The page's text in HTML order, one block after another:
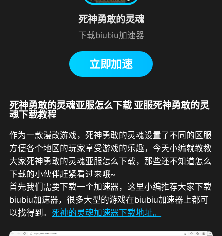
死神勇敢的灵魂
下载biubiu加速器
立即加速
死神勇敢的灵魂亚服怎么下载 亚服死神勇敢的灵
魂下载教程
作为一款漫改游戏，死神勇敢的灵魂设置了不同的区服
方便各个地区的玩家享受游戏的乐趣，今天小编就教教
大家死神勇敢的灵魂亚服怎么下载，那些还不知道怎么
下载的小伙伴赶紧看过来哦~
首先我们需要下载一个加速器，这里小编推荐大家下载
biubiu加速器，很多大型的游戏在biubiu加速器上都可
以找得到。死神的灵魂加速器下载地址。